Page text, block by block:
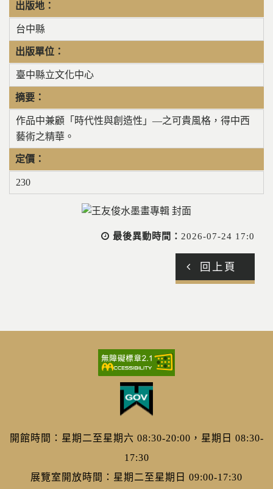
出版地：
台中縣
出版單位：
臺中縣立文化中心
摘要：
作品中兼顧「時代性與創造性」—之可貴風格，得中西
藝術之精華。
定價：
230
最後異動時間： 2026-07-24 17:0
回上頁
開館時間：星期二至星期六 08:30-20:00，星期日 08:30-
17:30
展覽室開放時間：星期二至星期日 09:00-17:30